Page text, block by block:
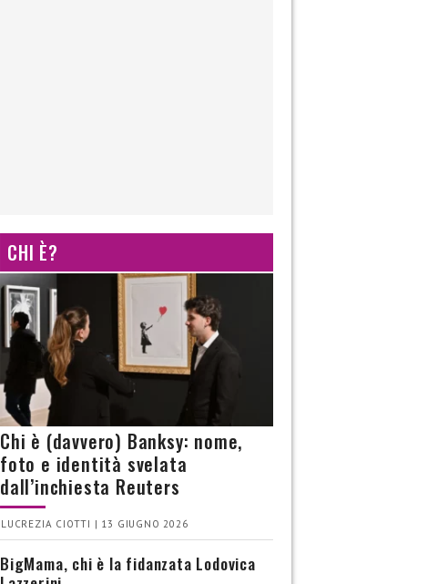
CHI È?
Chi è (davvero) Banksy: nome,
foto e identità svelata
dall’inchiesta Reuters
LUCREZIA CIOTTI | 13 GIUGNO 2026
BigMama, chi è la fidanzata Lodovica